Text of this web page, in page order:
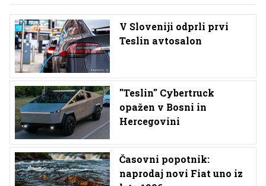
V Sloveniji odprli prvi
Teslin avtosalon
''Teslin'' Cybertruck
opažen v Bosni in
Hercegovini
Časovni popotnik:
naprodaj novi Fiat uno iz